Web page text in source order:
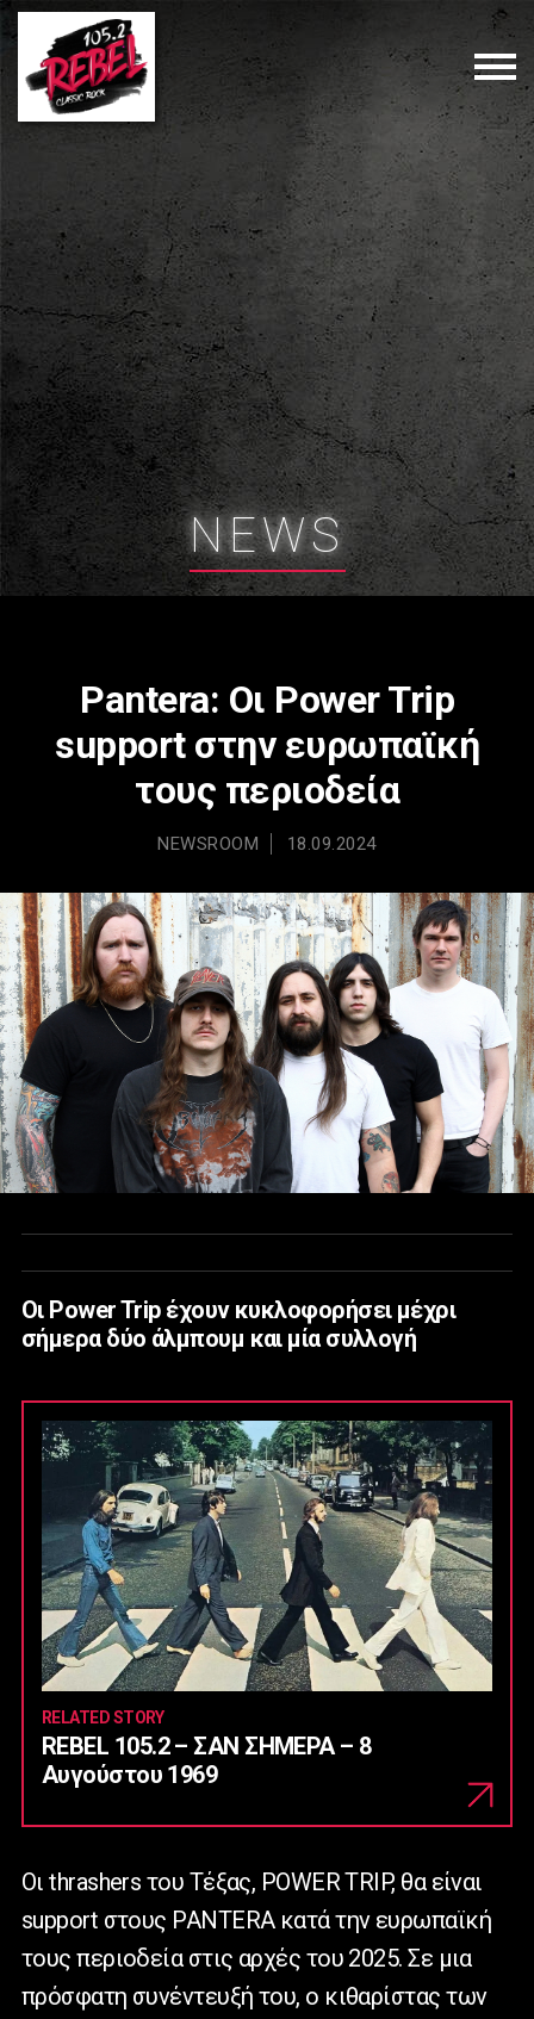
NEWS
Pantera: Οι Power Trip
support στην ευρωπαϊκή
τους περιοδεία
NEWSROOM 18.09.2024
Οι Power Trip έχουν κυκλοφορήσει μέχρι
σήμερα δύο άλμπουμ και μία συλλογή
RELATED STORY
REBEL 105.2 – ΣΑΝ ΣΗΜΕΡΑ – 8
Αυγούστου 1969
Οι thrashers του Tέξας, POWER TRIP, θα είναι
support στους PANTERA κατά την ευρωπαϊκή
τους περιοδεία στις αρχές του 2025. Σε μια
πρόσφατη συνέντευξή του, ο κιθαρίστας των